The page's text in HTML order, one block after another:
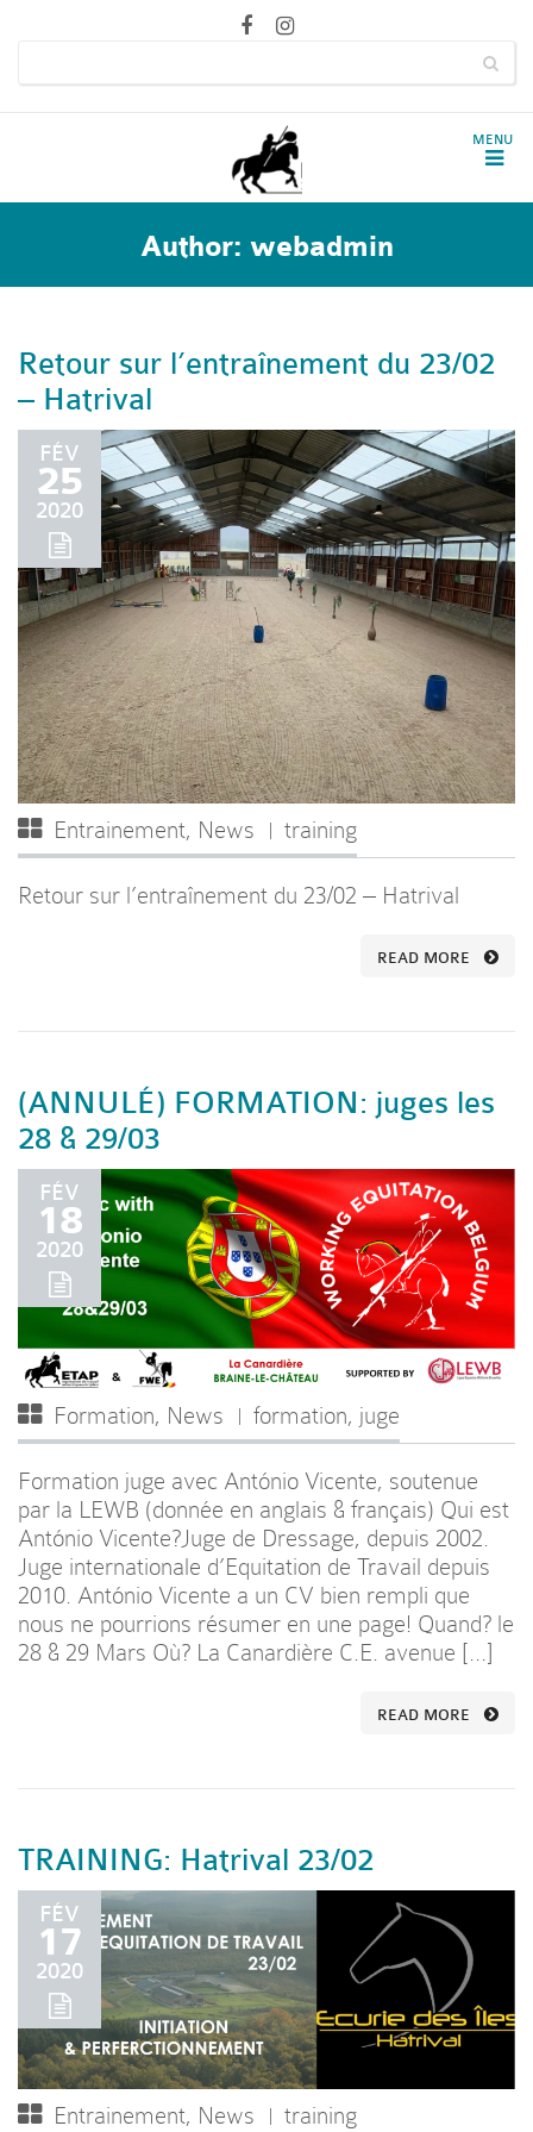
Author: webadmin
Retour sur l’entraînement du 23/02
– Hatrival
FÉV
25
2020
Entrainement, News training
Retour sur l’entraînement du 23/02 – Hatrival
READ MORE
(ANNULÉ) FORMATION: juges les
28 & 29/03
FÉV
18
2020
Formation, News formation, juge
Formation juge avec António Vicente, soutenue
par la LEWB (donnée en anglais & français) Qui est
António Vicente?Juge de Dressage, depuis 2002.
Juge internationale d’Equitation de Travail depuis
2010. António Vicente a un CV bien rempli que
nous ne pourrions résumer en une page! Quand? le
28 & 29 Mars Où? La Canardière C.E. avenue […]
READ MORE
TRAINING: Hatrival 23/02
FÉV
17
2020
Entrainement, News training